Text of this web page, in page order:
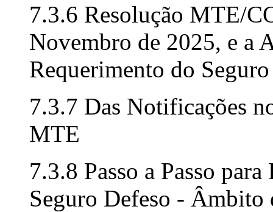
7.3.6 Resolução MTE/
Novembro de 2025, e a
Requerimento do
7.3.7 Das Notificações
MTE
7.3.8 Passo a Passo
Seguro Defeso -